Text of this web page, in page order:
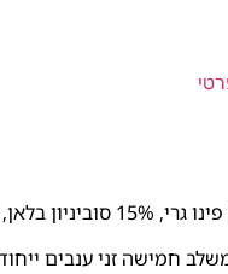
חמישה זני ענבים